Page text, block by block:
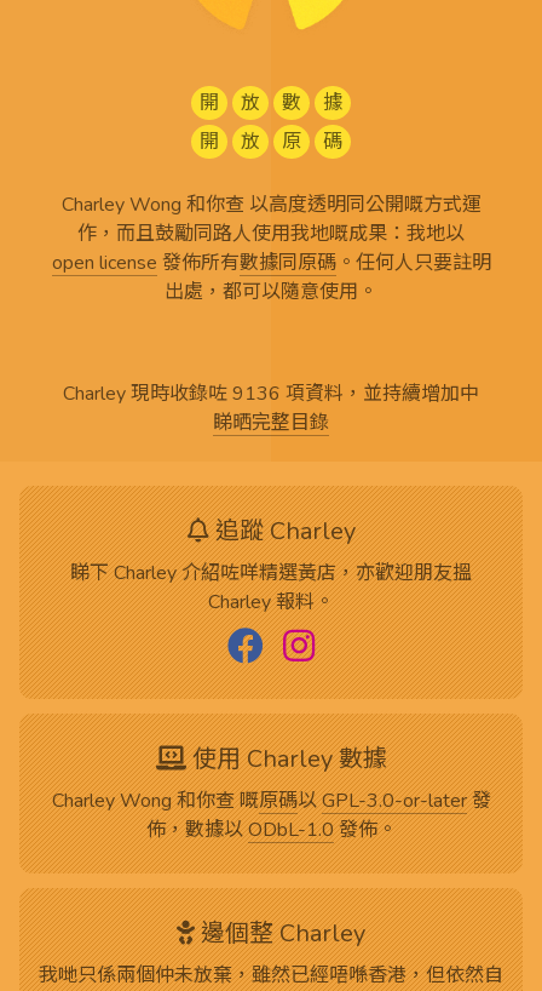
開 放 數
據
開
放 原 碼
Charley Wong 和你查 以高度透明同公開嘅方式運
作，而且鼓勵同路人使用我地嘅成果：我地以
open license 發佈所有數據同原碼。任何人只要註明
出處，都可以隨意使用。
Charley 現時收錄咗 9136 項資料，並持續增加中
睇晒完整目錄
追蹤 Charley
睇下 Charley 介紹咗咩精選黃店，亦歡迎朋友搵
Charley 報料。
使用 Charley 數據
Charley Wong 和你查 嘅原碼以GPL-3.0-or-later發
佈，數據以ODbL-1.0發佈。
邊個整 Charley
我哋只係兩個仲未放棄，雖然已經唔喺香港，但依然自